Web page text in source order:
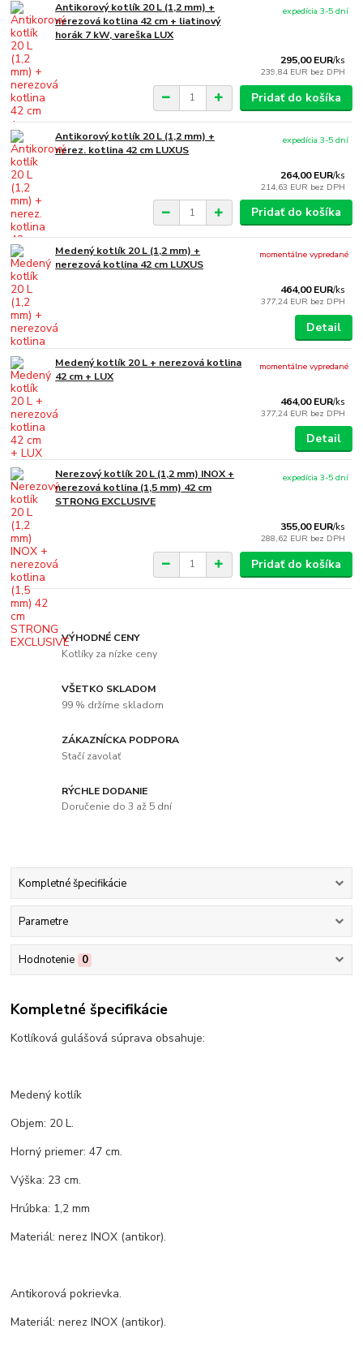
Antikorový kotlík 20 L (1,2 mm) +
nerezová kotlina 42 cm + liatinový
horák 7 kW, vareška LUX
295,00 EUR/ks
239,84 EUR bez DPH
expedícia 3-5 dní
Pridať do košíka
Antikorový kotlík 20 L (1,2 mm) +
nerez. kotlina 42 cm LUXUS
264,00 EUR/ks
214,63 EUR bez DPH
expedícia 3-5 dní
Pridať do košíka
Medený kotlík 20 L (1,2 mm) +
nerezová kotlina 42 cm LUXUS
464,00 EUR/ks
377,24 EUR bez DPH
momentálne vypredané
Detail
Medený kotlík 20 L + nerezová kotlina
42 cm + LUX
464,00 EUR/ks
377,24 EUR bez DPH
momentálne vypredané
Detail
Nerezový kotlík 20 L (1,2 mm) INOX +
nerezová kotlina (1,5 mm) 42 cm
STRONG EXCLUSIVE
355,00 EUR/ks
288,62 EUR bez DPH
expedícia 3-5 dní
Pridať do košíka
VÝHODNÉ CENY
Kotlíky za nízke ceny
VŠETKO SKLADOM
99 % držíme skladom
ZÁKAZNÍCKA PODPORA
Stačí zavolať
RÝCHLE DODANIE
Doručenie do 3 až 5 dní
Kompletné špecifikácie
Parametre
Hodnotenie 0
Kompletné špecifikácie
Kotlíková gulášová súprava obsahuje:
Medený kotlík
Objem: 20 L.
Horný priemer: 47 cm.
Výška: 23 cm.
Hrúbka: 1,2 mm
Materiál: nerez INOX (antikor).
Antikorová pokrievka.
Materiál: nerez INOX (antikor).